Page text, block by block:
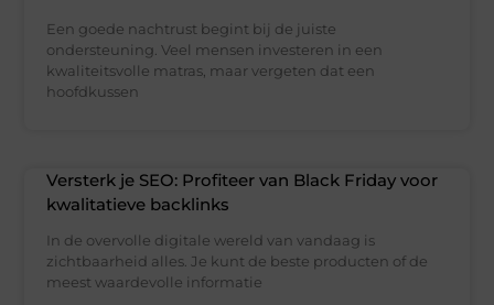
Een goede nachtrust begint bij de juiste
ondersteuning. Veel mensen investeren in een
kwaliteitsvolle matras, maar vergeten dat een
hoofdkussen
Versterk je SEO: Profiteer van Black Friday voor
kwalitatieve backlinks
In de overvolle digitale wereld van vandaag is
zichtbaarheid alles. Je kunt de beste producten of de
meest waardevolle informatie